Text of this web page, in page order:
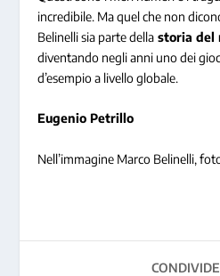
incredibile. Ma quel che non
Belinelli sia parte della storia del
diventando negli anni uno dei
d’esempio a livello globale.
Eugenio Petrillo
Nell’immagine Marco Belinelli,